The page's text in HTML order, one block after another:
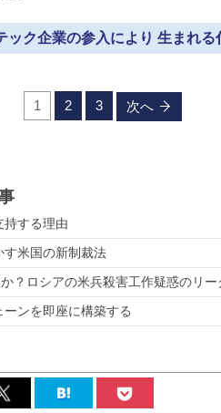
ック企業の参入により 生まれる
1 2 3 次へ
持する理由
す米国の新制裁法
？ロシアの米兵殺害工作疑惑のリー
ンを即座に構築する